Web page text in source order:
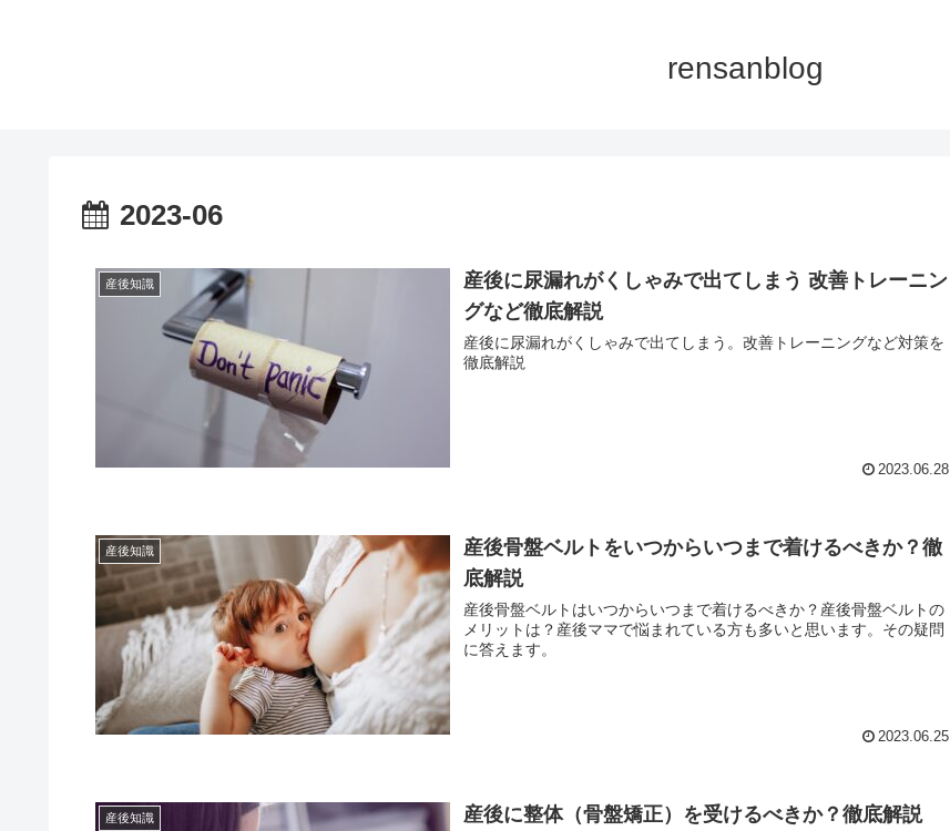
rensanblog
2023-06
産後知識
産後に尿漏れがくしゃみで出てしまう 改善トレーニン
グなど徹底解説
産後に尿漏れがくしゃみで出てしまう。改善トレーニングなど対策を
徹底解説
2023.06.28
産後知識
産後骨盤ベルトをいつからいつまで着けるべきか？徹
底解説
産後骨盤ベルトはいつからいつまで着けるべきか？産後骨盤ベルトの
メリットは？産後ママで悩まれている方も多いと思います。その疑問
に答えます。
2023.06.25
産後知識 産後に整体（骨盤矯正）を受けるべきか？徹底解説